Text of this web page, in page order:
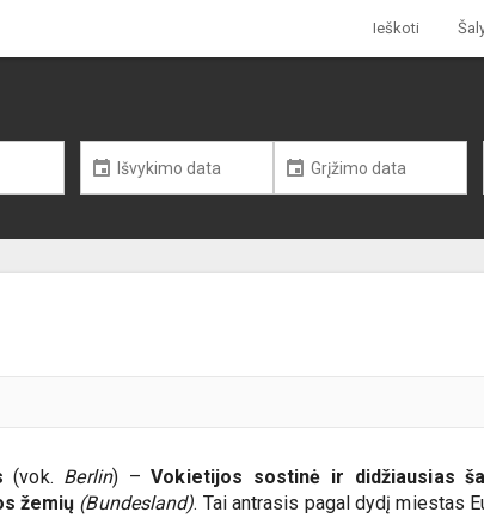
Ieškoti
(vok. Berlin) –Vokietijos sostinė ir didžiausias
žemių (Bundesland). Tai antrasis pagal dydį miestas